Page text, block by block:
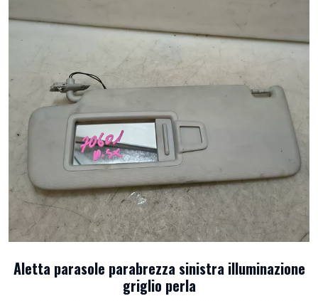
Aletta parasole parabrezza sinistra illuminazione
griglio perla